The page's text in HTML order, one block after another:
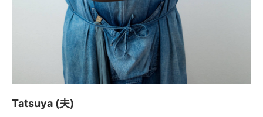
Tatsuya (夫)